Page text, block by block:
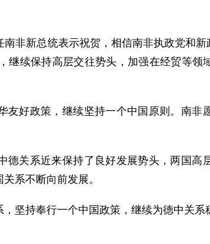
新总统表示祝贺，相信南非执政党和新
继续保持高层交往势头，加强在经贸等
好政策，继续坚持一个中国原则。南非
关系近来保持了良好发展势头，两国高
系不断向前发展。
持奉行一个中国政策，继续为德中关系